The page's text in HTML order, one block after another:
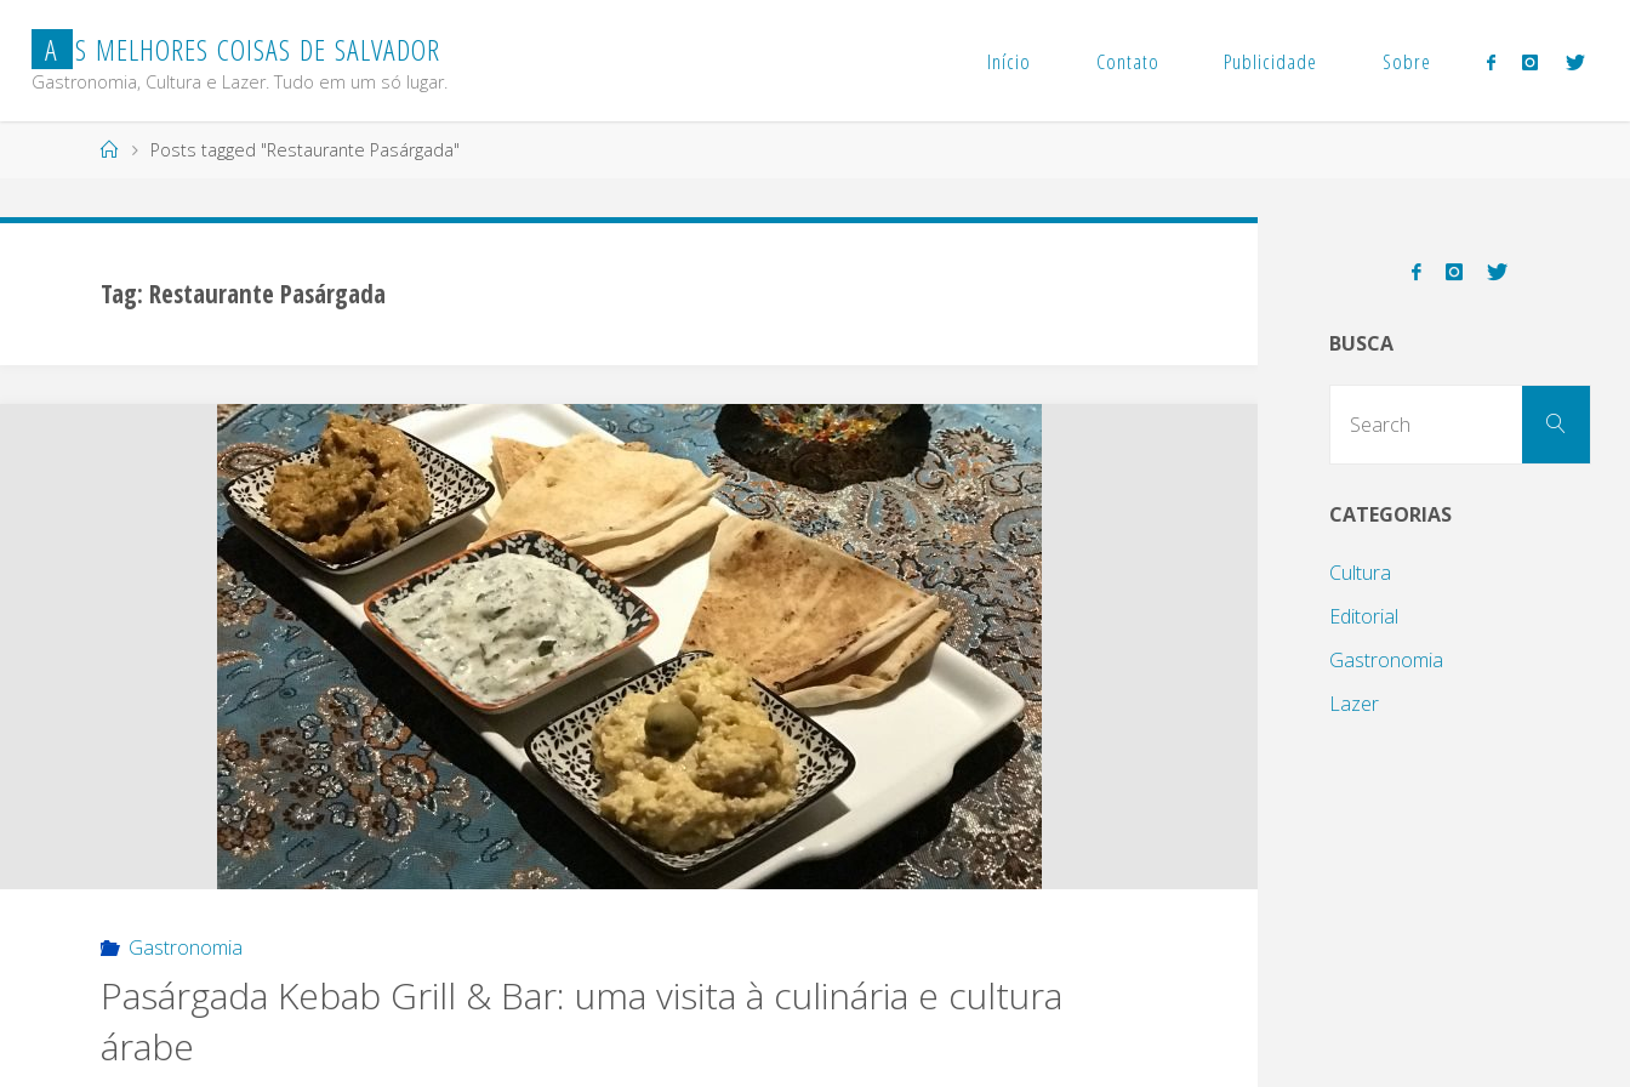
content
A S MELHORES COISAS DE SALVADOR
Gastronomia, Cultura e Lazer. Tudo em um só lugar.
Início Contato Publicidade Sobre
HomePosts tagged "Restaurante Pasárgada"
Tag: Restaurante Pasárgada
Gastronomia
Pasárgada Kebab Grill & Bar: uma visita à culinária e cultura
árabe
BUSCA
Search
CATEGORIAS
Cultura
Editorial
Gastronomia
Lazer